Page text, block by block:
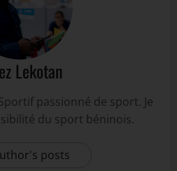
Lekotan
passionné de sport. Je
du sport béninois.
posts